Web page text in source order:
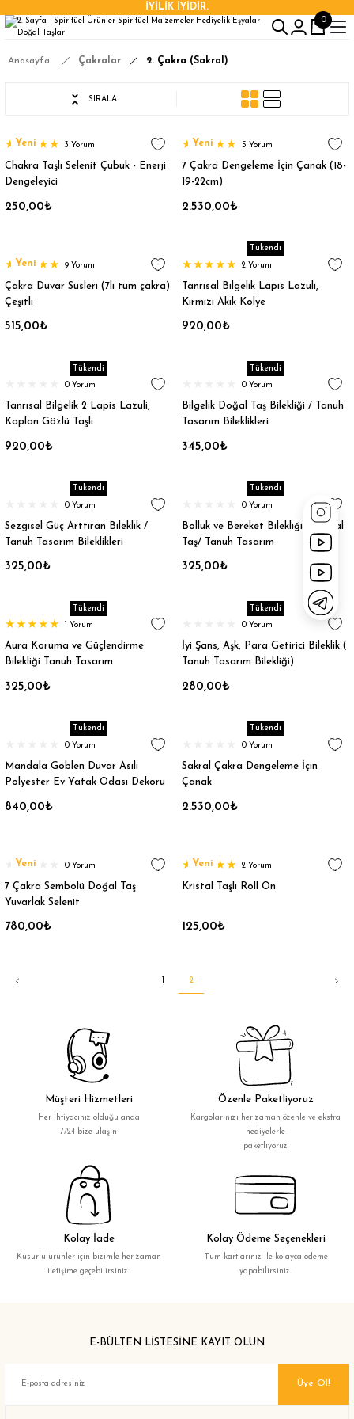
İYİLİK İYİDİR.
0
Anasayfa Çakralar 2. Çakra (Sakral)
SIRALA
Yeni 3 Yorum
Chakra Taşlı Selenit Çubuk - Enerji
Dengeleyici
250,00₺
Yeni 5 Yorum
7 Çakra Dengeleme İçin Çanak (18-
19-22cm)
2.530,00₺
Yeni 9 Yorum
Çakra Duvar Süsleri (7li tüm çakra)
Çeşitli
515,00₺
Tükendi
2 Yorum
Tanrısal Bilgelik Lapis Lazuli,
Kırmızı Akik Kolye
920,00₺
Tükendi
0 Yorum
Tanrısal Bilgelik 2 Lapis Lazuli,
Kaplan Gözlü Taşlı
920,00₺
Tükendi
0 Yorum
Bilgelik Doğal Taş Bilekliği / Tanuh
Tasarım Bileklikleri
345,00₺
Tükendi
0 Yorum
Sezgisel Güç Arttıran Bileklik /
Tanuh Tasarım Bileklikleri
325,00₺
Tükendi
0 Yorum
Bolluk ve Bereket Bilekliği 2 Doğal
Taş/ Tanuh Tasarım
325,00₺
Tükendi
1 Yorum
Aura Koruma ve Güçlendirme
Bilekliği Tanuh Tasarım
325,00₺
Tükendi
0 Yorum
İyi Şans, Aşk, Para Getirici Bileklik (
Tanuh Tasarım Bilekliği)
280,00₺
Tükendi
0 Yorum
Mandala Goblen Duvar Asılı
Polyester Ev Yatak Odası Dekoru
840,00₺
Tükendi
0 Yorum
Sakral Çakra Dengeleme İçin
Çanak
2.530,00₺
Yeni 0 Yorum
7 Çakra Sembolü Doğal Taş
Yuvarlak Selenit
780,00₺
Yeni 2 Yorum
Kristal Taşlı Roll On
125,00₺
2
Müşteri Hizmetleri
Her ihtiyacınız olduğu anda
7/24 bize ulaşın
Özenle Paketliyoruz
Kargolarınızı her zaman özenle ve ekstra
hediyelerle
paketliyoruz
Kolay İade
Kusurlu ürünler için bizimle her zaman
iletişime geçebilirsiniz.
Kolay Ödeme Seçenekleri
Tüm kartlarınız ile kolayca ödeme
yapabilirsiniz.
E-BÜLTEN LİSTESİNE KAYIT OLUN
Üye Ol!